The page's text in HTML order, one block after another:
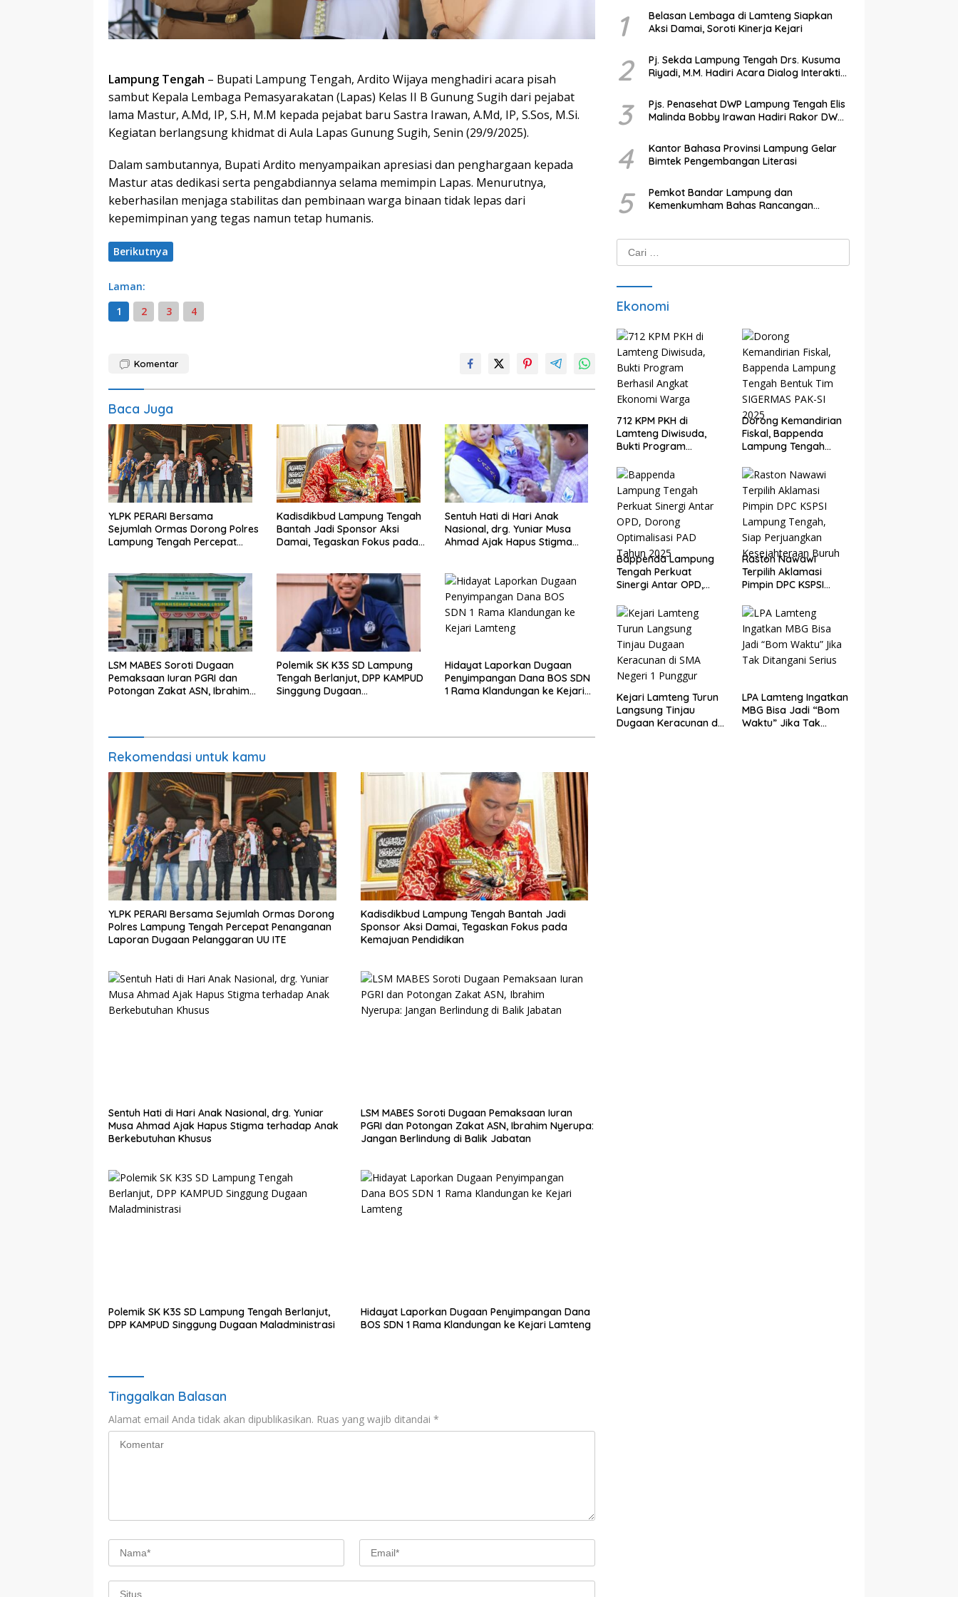
Lampung Tengah – Bupati Lampung Tengah, Ardito Wijaya menghadiri acara pisah
sambut Kepala Lembaga Pemasyarakatan (Lapas) Kelas II B Gunung Sugih dari pejabat
lama Mastur, A.Md, IP, S.H, M.M kepada pejabat baru Sastra Irawan, A.Md, IP, S.Sos, M.Si.
Kegiatan berlangsung khidmat di Aula Lapas Gunung Sugih, Senin (29/9/2025).
Dalam sambutannya, Bupati Ardito menyampaikan apresiasi dan penghargaan kepada
Mastur atas dedikasi serta pengabdiannya selama memimpin Lapas. Menurutnya,
keberhasilan menjaga stabilitas dan pembinaan warga binaan tidak lepas dari
kepemimpinan yang tegas namun tetap humanis.
Berikutnya
Laman:
1
2 3 4
Komentar
Baca Juga
YLPK PERARI Bersama
Sejumlah Ormas Dorong Polres
Lampung Tengah Percepat
Kadisdikbud Lampung Tengah
Bantah Jadi Sponsor Aksi
Damai, Tegaskan Fokus pada
Sentuh Hati di Hari Anak
Nasional, drg. Yuniar Musa
Ahmad Ajak Hapus Stigma
LSM MABES Soroti Dugaan
Pemaksaan Iuran PGRI dan
Potongan Zakat ASN, Ibrahim
Polemik SK K3S SD Lampung
Tengah Berlanjut, DPP KAMPUD
Singgung Dugaan
Hidayat Laporkan Dugaan
Penyimpangan Dana BOS SDN
1 Rama Klandungan ke Kejari
Rekomendasi untuk kamu
YLPK PERARI Bersama Sejumlah Ormas Dorong
Polres Lampung Tengah Percepat Penanganan
Laporan Dugaan Pelanggaran UU ITE
Kadisdikbud Lampung Tengah Bantah Jadi
Sponsor Aksi Damai, Tegaskan Fokus pada
Kemajuan Pendidikan
Sentuh Hati di Hari Anak Nasional, drg. Yuniar
Musa Ahmad Ajak Hapus Stigma terhadap Anak
Berkebutuhan Khusus
LSM MABES Soroti Dugaan Pemaksaan Iuran
PGRI dan Potongan Zakat ASN, Ibrahim Nyerupa:
Jangan Berlindung di Balik Jabatan
Polemik SK K3S SD Lampung Tengah Berlanjut,
DPP KAMPUD Singgung Dugaan Maladministrasi
Hidayat Laporkan Dugaan Penyimpangan Dana
BOS SDN 1 Rama Klandungan ke Kejari Lamteng
Tinggalkan Balasan
Alamat email Anda tidak akan dipublikasikan. Ruas yang wajib ditandai *
1
Belasan Lembaga di Lamteng Siapkan
Aksi Damai, Soroti Kinerja Kejari
2
Pj. Sekda Lampung Tengah Drs. Kusuma
Riyadi, M.M. Hadiri Acara Dialog Interaktif
3
Pjs. Penasehat DWP Lampung Tengah Elis
Malinda Bobby Irawan Hadiri Rakor DWP
4
Kantor Bahasa Provinsi Lampung Gelar
Bimtek Pengembangan Literasi
5
Pemkot Bandar Lampung dan
Kemenkumham Bahas Rancangan
Ekonomi
712 KPM PKH di
Lamteng Diwisuda,
Bukti Program
Ekonomi Warga
Dorong Kemandirian
Fiskal, Bappenda
Lampung Tengah
PAK-SI 2025
Bappenda Lampung
Tengah Perkuat
Sinergi Antar OPD,
PAD Tahun 2025
Raston Nawawi
Terpilih Aklamasi
Pimpin DPC KSPSI
Siap Perjuangkan
Kesejahteraan Buruh
Kejari Lamteng Turun
Langsung Tinjau
Dugaan Keracunan di
LPA Lamteng Ingatkan
MBG Bisa Jadi “Bom
Waktu” Jika Tak